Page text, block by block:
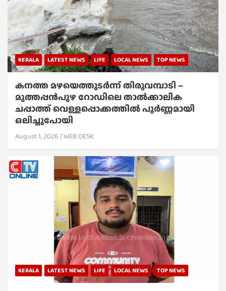
KERALA LATEST NEWS LIFE LOCAL NEWS TOP NEWS
കനത്ത മഴയെത്തുടർന്ന് തിരുവമ്പാടി –
മുത്തപ്പൻപുഴ റോഡിലെ താൽക്കാലിക
ചപ്പാത്ത് വെള്ളപ്പൊക്കത്തിൽ പൂർണ്ണമായി
ഒലിച്ചുപോയി
August 1, 2026 WEB DESK
KERALA LATEST NEWS LIFE LOCAL NEWS TOP NEWS